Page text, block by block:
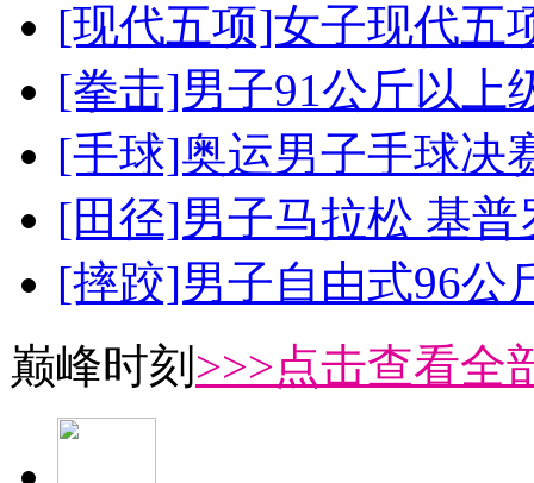
[现代五项]女子现代五
[拳击]男子91公斤以上
[手球]奥运男子手球决
[田径]男子马拉松 基
[摔跤]男子自由式96公
巅峰时刻 >>>点击查看全